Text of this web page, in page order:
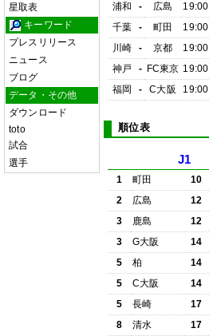
星取表
キーワード
プレスリリース
ニュース
ブログ
データ・その他
ダウンロード
toto
試合
選手
浦和
- 広島 19:00
千葉
- 町田 19:00
川崎
- 京都 19:00
神戸
- FC東京 19:00
福岡
- C大阪 19:00
順位表
J1
1 町田 10
2
広島 12
3
鹿島 12
3
G大阪 14
5
柏 14
5
C大阪 14
5
長崎 17
8
清水 17